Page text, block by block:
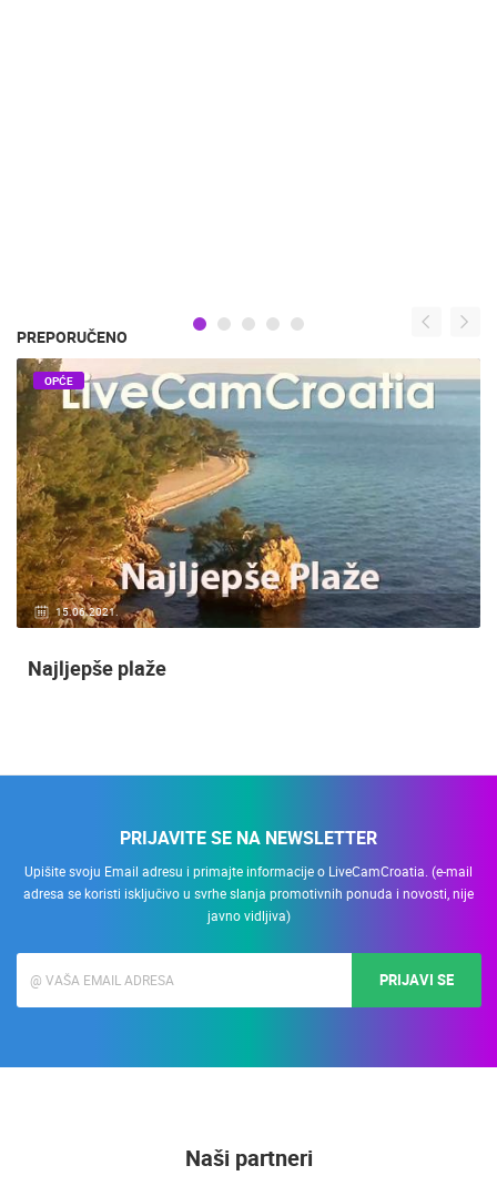
PREPORUČENO
15.06.2021.
OPĆE
Najljepše plaže
PRIJAVITE SE NA NEWSLETTER
Upišite svoju Email adresu i primajte informacije o LiveCamCroatia. (e-mail
adresa se koristi isključivo u svrhe slanja promotivnih ponuda i novosti, nije
javno vidljiva)
PRIJAVI SE
Naši partneri